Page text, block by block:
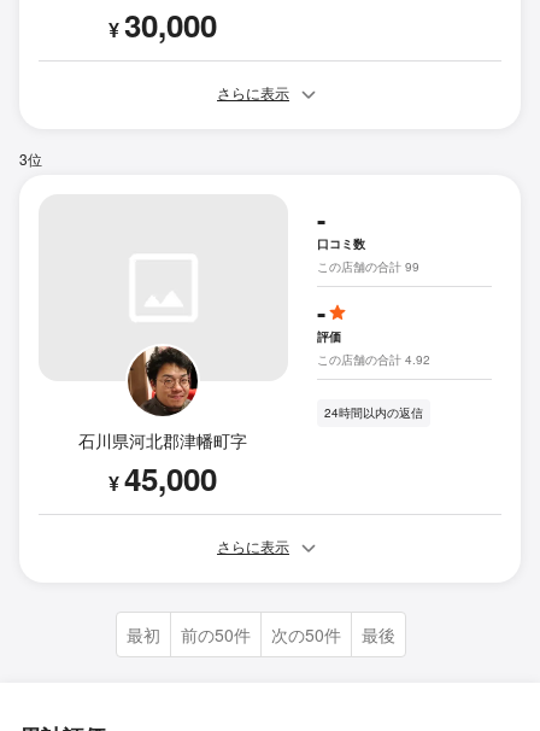
¥30,000
さらに表示
3位
石川県河北郡津幡町字
¥45,000
-
口コミ数
この店舗の合計 99
-
評価
この店舗の合計 4.92
24時間以内の返信
さらに表示
最初 前の50件 次の50件 最後